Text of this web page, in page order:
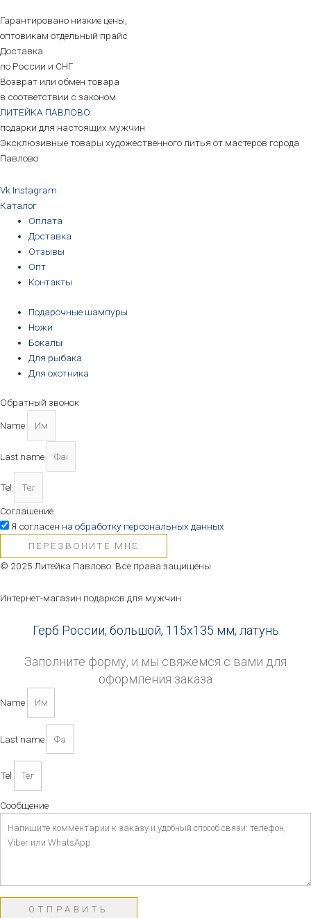
Гарантировано низкие цены,
оптовикам отдельный прайс
Доставка
по России и СНГ
Возврат или обмен товара
в соответствии с законом
ЛИТЕЙКА ПАВЛОВО
подарки для настоящих мужчин
Эксклюзивные товары художественного литья от мастеров города
Павлово
Vk Instagram
Каталог
Оплата
Доставка
Отзывы
Опт
Контакты
Подарочные шампуры
Ножи
Бокалы
Для рыбака
Для охотника
Обратный звонок
Name
Last name
Tel
Соглашение
Я согласен на обработку персональных данных
ПЕРЕЗВОНИТЕ МНЕ
© 2025 Литейка Павлово. Все права защищены
Интернет-магазин подарков для мужчин
Герб России, большой, 115х135 мм, латунь
Заполните форму, и мы свяжемся с вами для
оформления заказа
Name
Last name
Tel
Сообщение
ОТПРАВИТЬ